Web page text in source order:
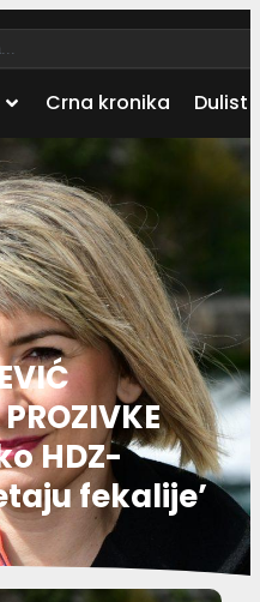
Crna kronika Dulist
HDZ-
fekalije’